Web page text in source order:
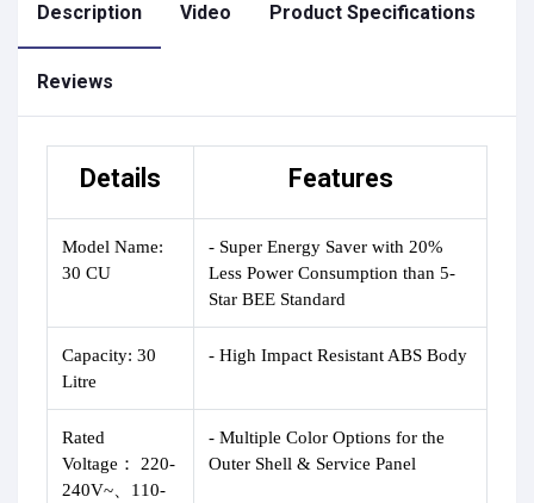
Description Video Product Specifications
Reviews
Details Features
Model Name:
30 CU
- Super Energy Saver with 20%
Less Power Consumption than 5-
Star BEE Standard
Capacity: 30
Litre
- High Impact Resistant ABS Body
Rated
Voltage ：
220-
240V~、110-
- Multiple Color Options for the
Outer Shell & Service Panel